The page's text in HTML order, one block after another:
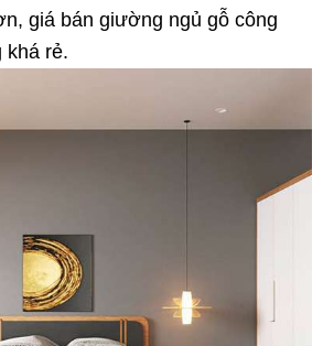
giá bán giường ngủ gỗ công
khá rẻ.